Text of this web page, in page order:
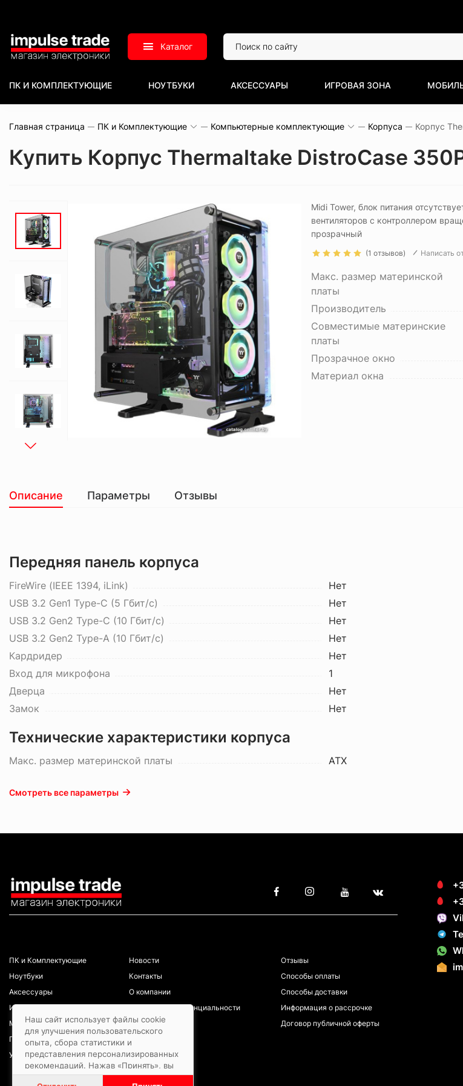
Наш сайт использует файлы cookie
для улучшения пользовательского
опыта, сбора статистики и
представления персонализированных
рекомендаций. Нажав «Принять», вы
даете согласие на обработку файлов
Каталог
ПК И КОМПЛЕКТУЮЩИЕ НОУТБУКИ АКСЕССУАРЫ ИГРОВАЯ ЗОНА
Главная страница ПК и Комплектующие Компьютерные комплектующие Корпуса
Купить Корпус Thermaltake DistroCase
Midi Tower, блок питания
вентиляторов с контроллером
прозрачный
(1 отзывов) Написать
Макс. размер материнской
платы
Производитель
Совместимые материнские
платы
Прозрачное окно
Материал окна
Описание Параметры Отзывы
Передняя панель корпуса
FireWire (IEEE 1394, iLink)
Нет
USB 3.2 Gen1 Type-C (5 Гбит/с)
Нет
USB 3.2 Gen2 Type-C (10 Гбит/с)
Нет
USB 3.2 Gen2 Type-A (10 Гбит/с)
Нет
Кардридер
Нет
Вход для микрофона
1
Дверца
Нет
Замок
Нет
Технические характеристики корпуса
Макс. размер материнской платы ATX
Смотреть все параметры
ПК и Комплектующие
Ноутбуки
Аксессуары
Игровая зона
Мобильные телефоны
Планшеты
Услуги/ремонты
Новости
Контакты
О компании
Политика конфиденциальности
Отзывы
Способы оплаты
Способы доставки
Информация о рассрочке
Договор публичной оферты